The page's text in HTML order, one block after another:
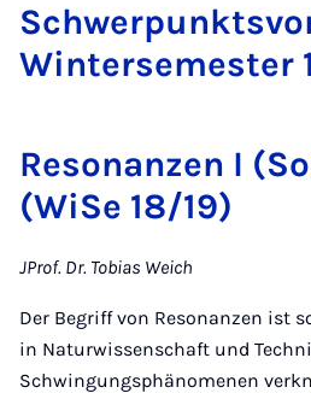
Win­ter­­se­mes­ter
Resonanzen I
(WiSe 18/19)
JProf. Dr. Tobias Weich
Der Begriff von Resonanzen ist
in Naturwissenschaft und
Schwingungsphänomenen